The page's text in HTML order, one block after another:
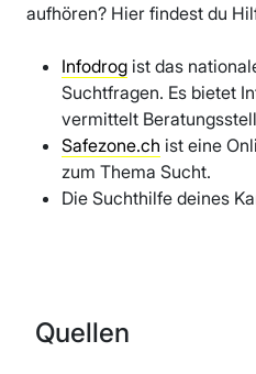
aufhören? Hier findest du
Infodrog ist das
Suchtfragen. Es bietet
vermittelt
Safezone.ch ist eine
zum Thema Sucht.
Die Suchthilfe deines
Quellen